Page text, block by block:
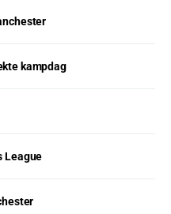
kampdag
League